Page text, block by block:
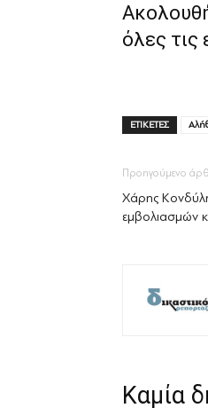
όλες τις
ΕΤΙΚΕΤΕΣ
Προηγούμενο
Χάρης
εμβολιασμών
Καμία